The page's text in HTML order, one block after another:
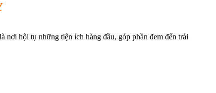
hội tụ những tiện ích hàng đầu, góp phần đem đến trải